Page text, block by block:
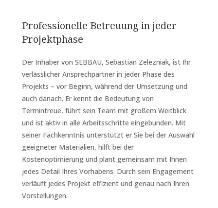
Professionelle Betreuung in jeder
Projektphase
Der Inhaber von SEBBAU, Sebastian Zelezniak, ist Ihr
verlässlicher Ansprechpartner in jeder Phase des
Projekts – vor Beginn, während der Umsetzung und
auch danach. Er kennt die Bedeutung von
Termintreue, führt sein Team mit großem Weitblick
und ist aktiv in alle Arbeitsschritte eingebunden. Mit
seiner Fachkenntnis unterstützt er Sie bei der Auswahl
geeigneter Materialien, hilft bei der
Kostenoptimierung und plant gemeinsam mit Ihnen
jedes Detail Ihres Vorhabens. Durch sein Engagement
verläuft jedes Projekt effizient und genau nach Ihren
Vorstellungen.